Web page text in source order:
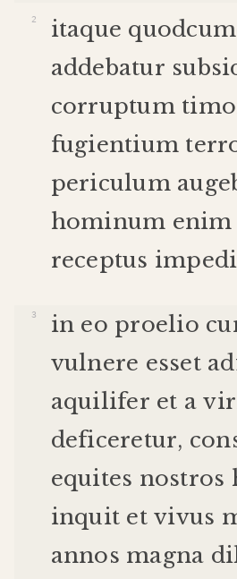
itaque
addebatur
corruptum
fugientium
periculum
hominum enim
receptus
in eo proelio
vulnere esset
aquilifer et a
deficeretur,
equites nostros
inquit et vivus
annos magna